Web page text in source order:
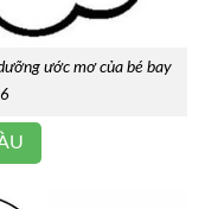
ước mơ của bé bay